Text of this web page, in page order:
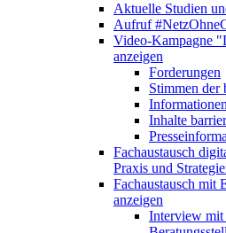
Aktuelle Studien
Aufruf
Video-Kampagne
anzeigen
Forderungen
Stimmen der
Inhalte
Fachaustausch
Praxis und
Fachaustausch mit
anzeigen
Interview mit